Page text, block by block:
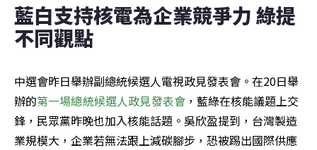
藍白支持核電為企業競爭力 綠提
不同觀點
中選會昨日舉辦副總統候選人電視政見發表會。在20日舉
辦的第一場總統候選人政見發表會 ，藍綠在核能議題上交
鋒，民眾黨昨晚也加入核能話題。吳欣盈提到，台灣製造
業規模大，企業若無法跟上減碳腳步，恐被踢出國際供應